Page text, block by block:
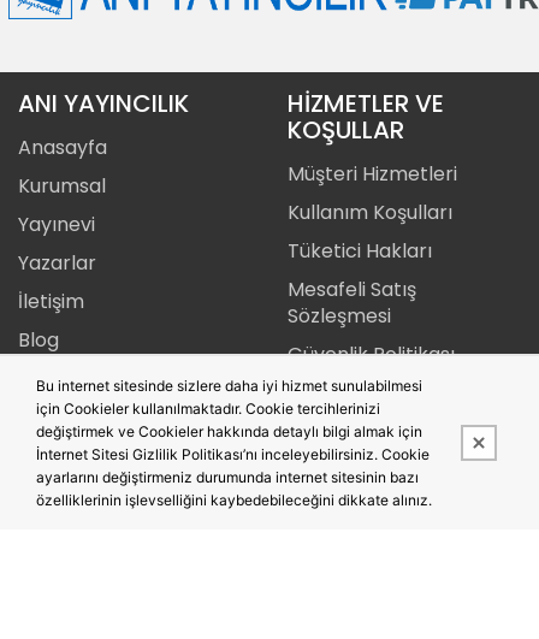
ANI YAYINCILIK
Anasayfa
Kurumsal
Yayınevi
Yazarlar
İletişim
Blog
Yayın İlkeleri
HİZMETLER VE
KOŞULLAR
Müşteri Hizmetleri
Kullanım Koşulları
Tüketici Hakları
Mesafeli Satış
Sözleşmesi
Güvenlik Politikası
Telif Hakkı
Gizlilik Politikası
İade Şartları
Bu internet sitesinde sizlere daha iyi hizmet sunulabilmesi
için Cookieler kullanılmaktadır. Cookie tercihlerinizi
değiştirmek ve Cookieler hakkında detaylı bilgi almak için
İnternet Sitesi Gizlilik Politikası’nı inceleyebilirsiniz. Cookie
ayarlarını değiştirmeniz durumunda internet sitesinin bazı
özelliklerinin işlevselliğini kaybedebileceğini dikkate alınız.